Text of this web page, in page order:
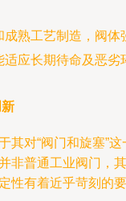
成熟工艺制造，阀体
适应长期待命及恶劣
其对“阀门和旋塞”这
非普通工业阀门，其
性有着近乎苛刻的要